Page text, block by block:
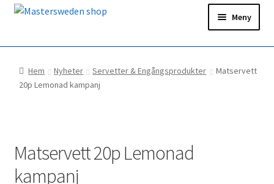
Hoppa
Hoppa
Meny
Hem
Ditt konto
Hem Nyheter Servetter & Engångsprodukter
Matservett
20p Lemonad kampanj
Matservett 20p Lemonad
kampanj